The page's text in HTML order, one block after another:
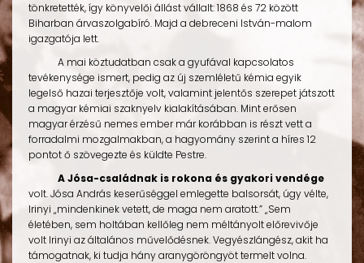
tönkretették, így könyvelői állást vállalt: 1868 és 72 között
Biharban árvaszolgabíró. Majd a debreceni István-malom
igazgatója lett.
A mai köztudatban csak a gyufával kapcsolatos
tevékenysége ismert, pedig az új szemléletű kémia egyik
legelső hazai terjesztője volt, valamint jelentős szerepet játszott
a magyar kémiai szaknyelv kialakításában. Mint erősen
magyar érzésű nemes ember már korábban is részt vett a
forradalmi mozgalmakban, a hagyomány szerint a híres 12
pontot ő szövegezte és küldte Pestre.
A Jósa-családnak is rokona és gyakori vendége
volt. Jósa András keserűséggel emlegette balsorsát, úgy vélte,
Irinyi „mindenkinek vetett, de maga nem aratott.” „Sem
életében, sem holtában kellőleg nem méltányolt előrevivője
volt Irinyi az általános művelődésnek. Vegyészlángész, akit ha
támogatnak, ki tudja hány aranygöröngyöt termelt volna.